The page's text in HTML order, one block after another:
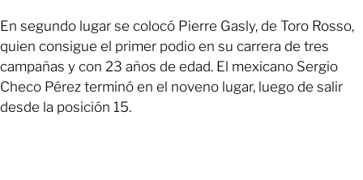
En segundo lugar se colocó Pierre Gasly, de Toro Rosso,
quien consigue el primer podio en su carrera de tres
campañas y con 23 años de edad. El mexicano Sergio
Checo Pérez terminó en el noveno lugar, luego de salir
desde la posición 15.